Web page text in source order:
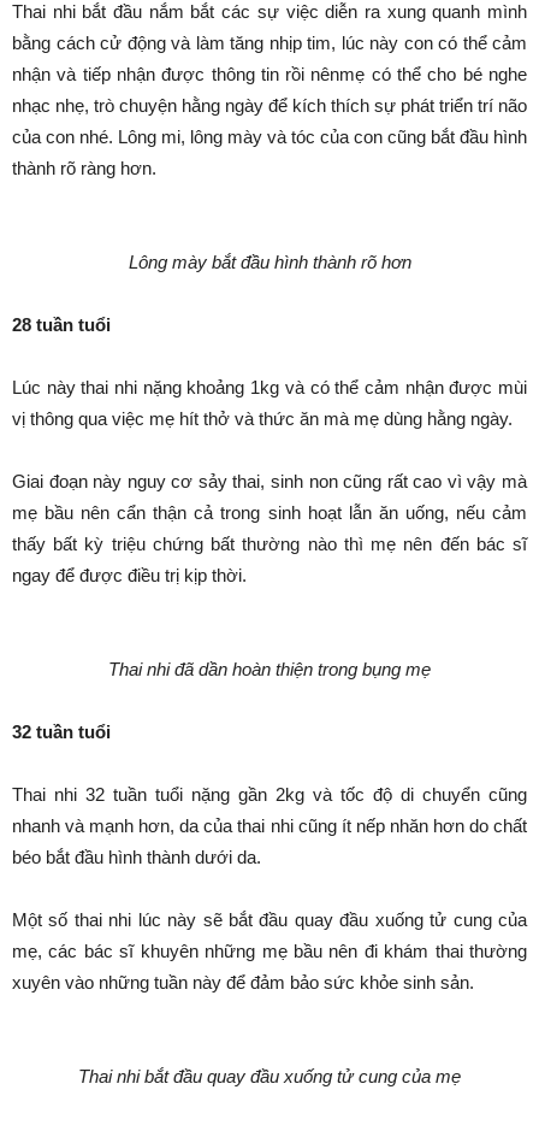
Thai nhi bắt đầu nắm bắt các sự việc diễn ra xung quanh mình
bằng cách cử động và làm tăng nhịp tim, lúc này con có thể cảm
nhận và tiếp nhận được thông tin rồi nênmẹ có thể cho bé nghe
nhạc nhẹ, trò chuyện hằng ngày để kích thích sự phát triển trí não
của con nhé. Lông mi, lông mày và tóc của con cũng bắt đầu hình
thành rõ ràng hơn.
Lông mày bắt đầu hình thành rõ hơn
28 tuần tuổi
Lúc này thai nhi nặng khoảng 1kg và có thể cảm nhận được mùi
vị thông qua việc mẹ hít thở và thức ăn mà mẹ dùng hằng ngày.
Giai đoạn này nguy cơ sảy thai, sinh non cũng rất cao vì vậy mà
mẹ bầu nên cẩn thận cả trong sinh hoạt lẫn ăn uống, nếu cảm
thấy bất kỳ triệu chứng bất thường nào thì mẹ nên đến bác sĩ
ngay để được điều trị kịp thời.
Thai nhi đã dần hoàn thiện trong bụng mẹ
32 tuần tuổi
Thai nhi 32 tuần tuổi nặng gần 2kg và tốc độ di chuyển cũng
nhanh và mạnh hơn, da của thai nhi cũng ít nếp nhăn hơn do chất
béo bắt đầu hình thành dưới da.
Một số thai nhi lúc này sẽ bắt đầu quay đầu xuống tử cung của
mẹ, các bác sĩ khuyên những mẹ bầu nên đi khám thai thường
xuyên vào những tuần này để đảm bảo sức khỏe sinh sản.
Thai nhi bắt đầu quay đầu xuống tử cung của mẹ